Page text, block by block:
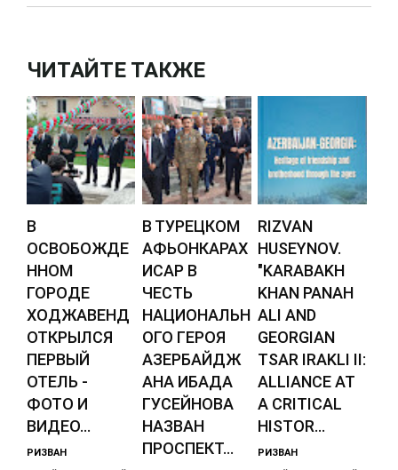
ЧИТАЙТЕ ТАКЖЕ
В
ОСВОБОЖДЕ
ННОМ
ГОРОДЕ
ХОДЖАВЕНД
ОТКРЫЛСЯ
ПЕРВЫЙ
ОТЕЛЬ -
ФОТО И
ВИДЕО...
РИЗВАН
В ТУРЕЦКОМ
АФЬОНКАРАХ
ИСАР В
ЧЕСТЬ
НАЦИОНАЛЬН
ОГО ГЕРОЯ
АЗЕРБАЙДЖ
АНА ИБАДА
ГУСЕЙНОВА
НАЗВАН
ПРОСПЕКТ...
RIZVAN
HUSEYNOV.
"KARABAKH
KHAN PANAH
ALI AND
GEORGIAN
TSAR IRAKLI II:
ALLIANCE AT
A CRITICAL
HISTOR...
РИЗВАН